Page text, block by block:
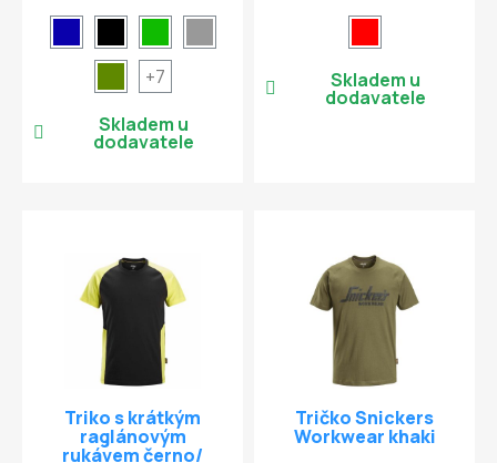
+7
Skladem u
dodavatele
Skladem u
dodavatele
Triko s krátkým
raglánovým
rukávem černo/
Tričko Snickers
Workwear khaki